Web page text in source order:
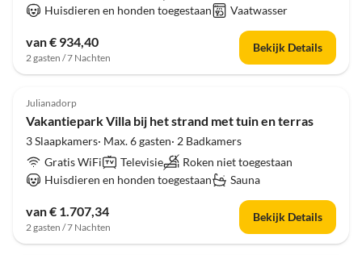
Huisdieren en honden toegestaan
Vaatwasser
van € 934,40
2 gasten / 7 Nachten
Bekijk Details
4.0 (43)
Julianadorp
Vakantiepark Villa bij het strand met tuin en terras
3 Slaapkamers· Max. 6 gasten· 2 Badkamers
Gratis WiFi
Televisie
Roken niet toegestaan
Huisdieren en honden toegestaan
Sauna
van € 1.707,34
2 gasten / 7 Nachten
Bekijk Details
4.0 (40)